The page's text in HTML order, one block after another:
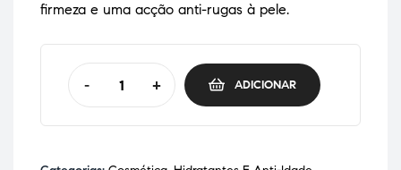
firmeza e uma acção anti-rugas à pele.
- + ADICIONAR